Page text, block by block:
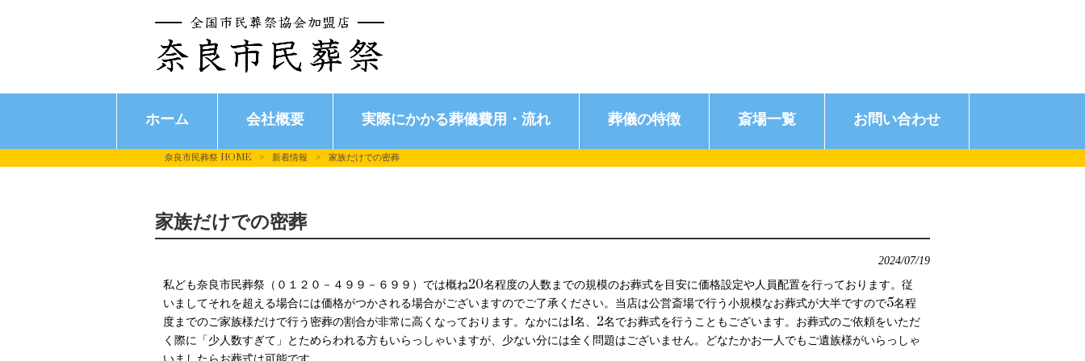
ホーム 会社概要 実際にかかる葬儀費用・流れ 葬儀の特徴 斎場一覧 お問い合わせ
奈良市民葬祭 HOME > 新着情報 > 家族だけでの密葬
家族だけでの密葬
2024/07/19
私ども奈良市民葬祭（０１２０－４９９－６９９）では概ね20名程度の人数までの規模のお葬式を目安に価格設定や人員配置を行っております。従
いましてそれを超える場合には価格がつかされる場合がございますのでご了承ください。当店は公営斎場で行う小規模なお葬式が大半ですので5名程
度までのご家族様だけで行う密葬の割合が非常に高くなっております。なかには1名、2名でお葬式を行うこともございます。お葬式のご依頼をいただ
く際に「少人数すぎて」とためらわれる方もいらっしゃいますが、少ない分には全く問題はございません。どなたかお一人でもご遺族様がいらっしゃ